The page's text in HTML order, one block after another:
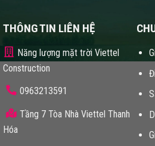
THÔNG TIN LIÊN HỆ
Năng lượng mặt trời Viettel
Construction
0963213591
Tầng 7 Tòa Nhà Viettel Thanh
Hóa